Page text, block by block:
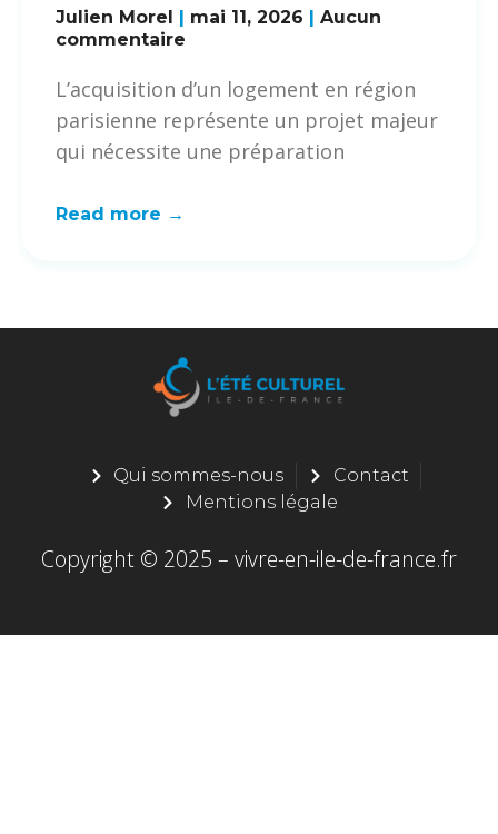
Julien Morel mai 11, 2026
Aucun
commentaire
L’acquisition d’un logement en région
parisienne représente un projet majeur
qui nécessite une préparation
Read more →
Qui sommes-nous
Contact
Mentions légale
Copyright © 2025 – vivre-en-ile-de-france.fr